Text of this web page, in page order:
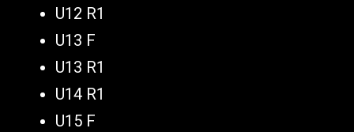
U12 R1
U13 F
U13 R1
U14 R1
U15 F